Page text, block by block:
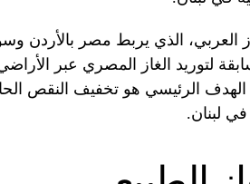
العربي، الذي يربط مصر بالأردن
لتوريد الغاز المصري عبر
الهدف الرئيسي هو تخفيف النقص
في لبنان.